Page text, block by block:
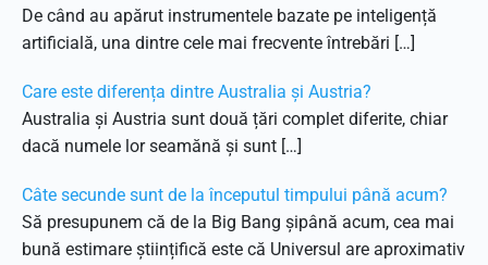
De când au apărut instrumentele bazate pe inteligență
artificială, una dintre cele mai frecvente întrebări […]
Care este diferența dintre Australia și Austria?
Australia și Austria sunt două țări complet diferite, chiar
dacă numele lor seamănă și sunt […]
Câte secunde sunt de la începutul timpului până acum?
Să presupunem că de la Big Bang șipână acum, cea mai
bună estimare științifică este că Universul are aproximativ